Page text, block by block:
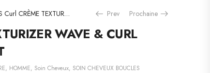
S Curl CRÈME TEXTURIZER WAVE & CURL EXTRA STRENGHT Prev Prochaine
WAVE & CURL
, HOMME, Soin Cheveux, SOIN CHEVEUX BOUCLES